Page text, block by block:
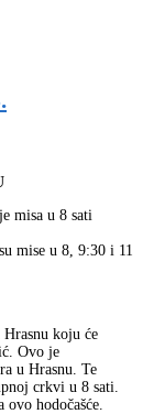
misa u 8 sati
mise u 8, 9:30 i 11
koju će
Ovo je
u Hrasnu. Te
crkvi u 8 sati.
hodočašće.